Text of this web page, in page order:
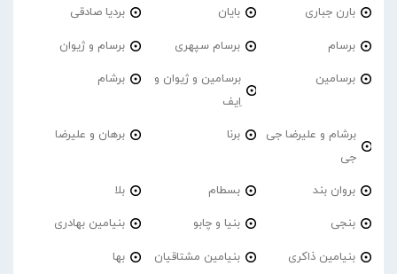
بارن جباری بایان بردیا صادقی
برسام برسام سپهری برسام و ژیوان
برسامین
برسامین و ژیوان و
اِیف
برشام
برشام و علیرضا جی
جی
برنا برهان و علیرضا
بروان بند بسطام بلا
بنجی بنیا و چابو بنیامین بهادری
بنیامین ذاکری بنیامین مشتاقیان بها